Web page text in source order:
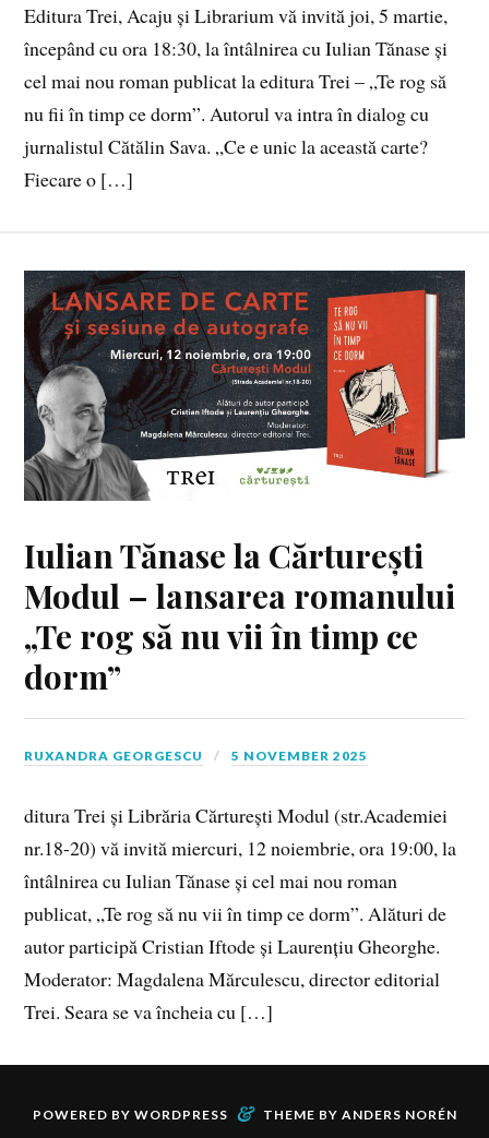
Editura Trei, Acaju și Librarium vă invită joi, 5 martie,
începând cu ora 18:30, la întâlnirea cu Iulian Tănase și
cel mai nou roman publicat la editura Trei – „Te rog să
nu fii în timp ce dorm”. Autorul va intra în dialog cu
jurnalistul Cătălin Sava. „Ce e unic la această carte?
Fiecare o […]
Iulian Tănase la Cărturești
Modul – lansarea romanului
„Te rog să nu vii în timp ce
dorm”
RUXANDRA GEORGESCU 5 NOVEMBER 2025
ditura Trei și Librăria Cărturești Modul (str.Academiei
nr.18-20) vă invită miercuri, 12 noiembrie, ora 19:00, la
întâlnirea cu Iulian Tănase și cel mai nou roman
publicat, „Te rog să nu vii în timp ce dorm”. Alături de
autor participă Cristian Iftode și Laurențiu Gheorghe.
Moderator: Magdalena Mărculescu, director editorial
Trei. Seara se va încheia cu […]
POWERED BY WORDPRESS & THEME BY ANDERS NORÉN